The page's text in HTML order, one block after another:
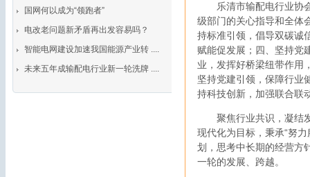
国网何以成为“领跑者”
电改老问题新矛盾再出发容易吗？
智能电网建设加速我国能源产业转 ....
未来五年成输配电行业新一轮洗牌 ....
乐清市输配电行业协
级部门的关心指导和全体
持标准引领，倡导双碳诚
赋能促发展；四、坚持党
业，发挥好桥梁纽带作用
坚持党建引领，保障行业
持科技创新，加强联合联
聚焦行业共识，凝结
现代化为目标，秉承“努
划，思考中长期的经营方
一轮的发展、跨越。